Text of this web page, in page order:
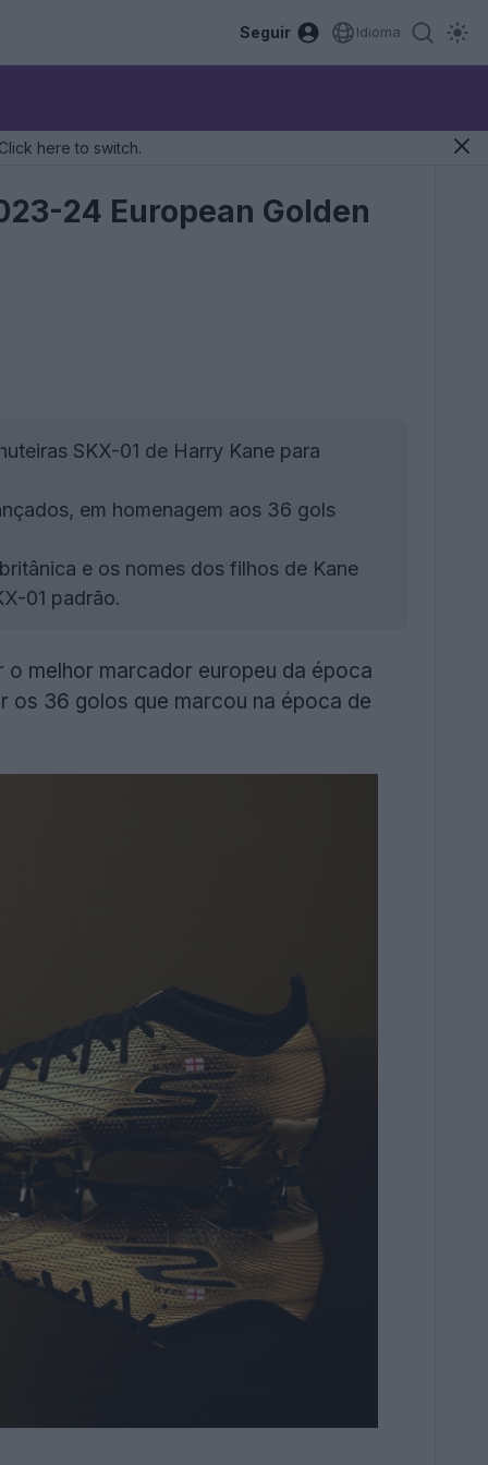
Seguir Idioma
here to switch.
24 European Golden
SKX-01 de Harry Kane para
em homenagem aos 36 gols
e os nomes dos filhos de Kane
01 padrão.
melhor marcador europeu da época
os 36 golos que marcou na época de